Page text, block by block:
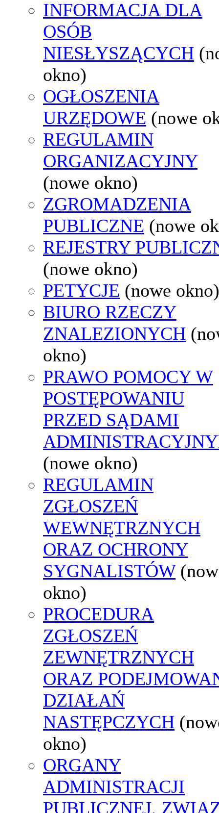
INFORMACJA DLA
OSÓB
NIESŁYSZĄCYCH
okno)
OGŁOSZENIA
URZĘDOWE (nowe
REGULAMIN
ORGANIZACYJNY
(nowe okno)
ZGROMADZENIA
PUBLICZNE (nowe
REJESTRY
(nowe okno)
PETYCJE (nowe okno)
BIURO RZECZY
ZNALEZIONYCH
okno)
PRAWO POMOCY W
POSTĘPOWANIU
PRZED SĄDAMI
(nowe okno)
REGULAMIN
ZGŁOSZEŃ
WEWNĘTRZNYCH
ORAZ OCHRONY
SYGNALISTÓW
okno)
PROCEDURA
ZGŁOSZEŃ
ZEWNĘTRZNYCH
ORAZ
DZIAŁAŃ
NASTĘPCZYCH
okno)
ORGANY
ADMINISTRACJI
PUBLICZNEJ,